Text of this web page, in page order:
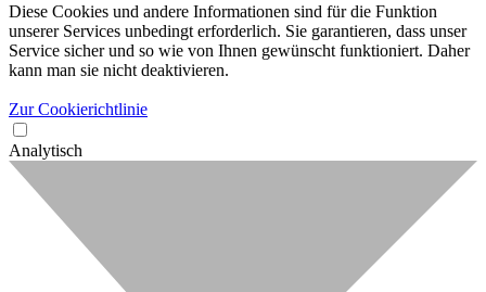
Diese Cookies und andere Informationen sind für die Funktion
unserer Services unbedingt erforderlich. Sie garantieren, dass unser
Service sicher und so wie von Ihnen gewünscht funktioniert. Daher
kann man sie nicht deaktivieren.
Zur Cookierichtlinie
Analytisch